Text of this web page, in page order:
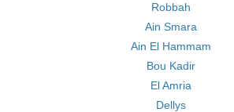
Robbah
Ain Smara
Ain El Hammam
Bou Kadir
El Amria
Dellys